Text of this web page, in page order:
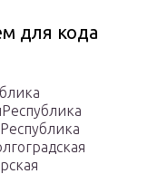
для кода